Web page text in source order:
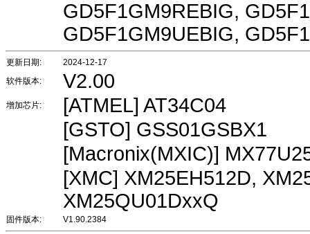
GD5F1GM9REBIG,
GD5F1GM9UEBIG,
更新日期:
2024-12-17
软件版本:
V2.00
增加芯片:
[ATMEL] AT34C04
[GSTO] GSS01GSBX1
[Macronix(MXIC)]
[XMC] XM25EH512D,
XM25QU01DxxQ
固件版本: V1.90.2384